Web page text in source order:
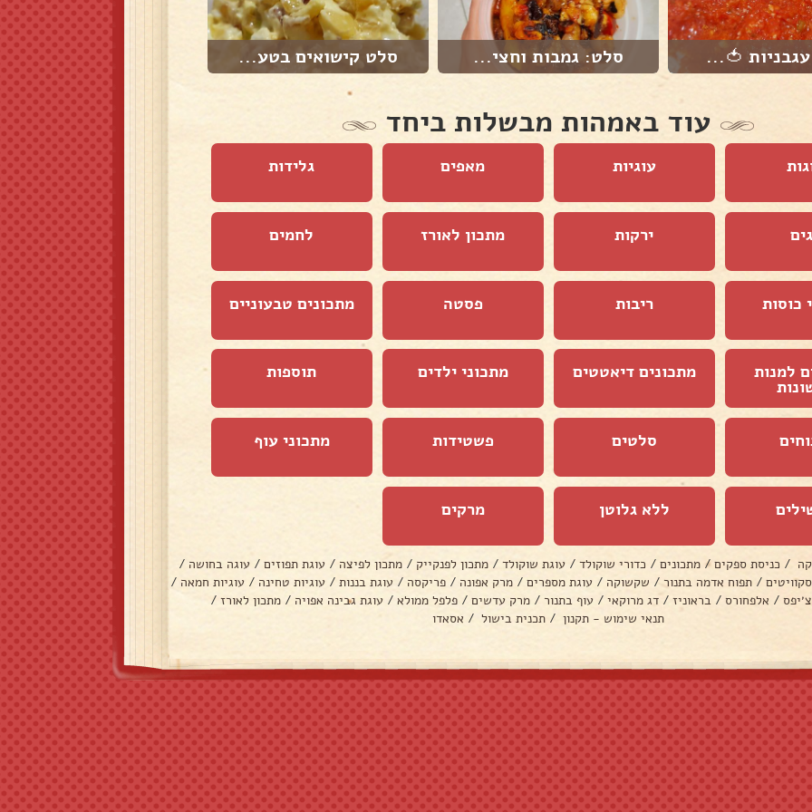
🍅... סלט: גמבות וחצי... סלט קישואים בטע...
עוד באמהות מבשלות ביחד
עוגיות מאפים גלידות
ירקות מתכון לאורז לחמים
כוסות ריבות פסטה מתכונים טבעוניים
למנות מתכונים דיאטטים מתכוני ילדים תוספות
סלטים פשטידות מתכוני עוף
ללא גלוטן מרקים
/ כניסת ספקים / מתכונים / כדורי שוקולד / עוגת שוקולד / מתכון לפנקייק / מתכון לפיצה / עוגת תפוזים / עוגה בחושה /
/ תפוח אדמה בתנור / שקשוקה / עוגת מספרים / מרק אפונה / פריקסה / עוגת בננות / עוגיות טחינה / עוגיות חמאה /
/ אלפחורס / בראוניז / דג מרוקאי / עוף בתנור / מרק עדשים / פלפל ממולא / עוגת גבינה אפויה / מתכון לאורז /
תנאי שימוש - תקנון / תכנית בישול / אסאדו